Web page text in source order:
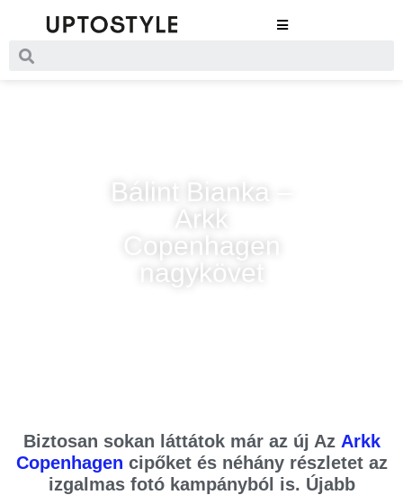
Bálint Bianka –
Arkk
Copenhagen
nagykövet
Biztosan sokan láttátok már az új Az Arkk
Copenhagen cipőket és néhány részletet az
izgalmas fotó kampányból is. Újabb